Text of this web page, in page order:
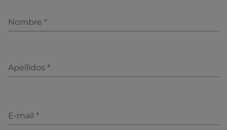
Nombre *
Apellidos *
E-mail *